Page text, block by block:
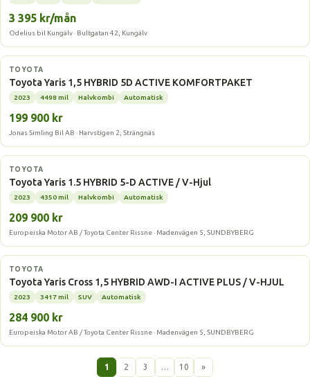
3 395 kr/mån
Odelius bil Kungälv · Bultgatan 42, Kungälv
Hybrid
TOYOTA
Toyota Yaris 1,5 HYBRID 5D ACTIVE KOMFORTPAKET
2023 4498 mil Halvkombi Automatisk
199 900 kr
Jonas Simling Bil AB · Harvstigen 2, Strängnäs
Hybrid
TOYOTA
Toyota Yaris 1.5 HYBRID 5-D ACTIVE / V-Hjul
2023 4350 mil Halvkombi Automatisk
209 900 kr
Europeiska Motor AB / Toyota Center Rissne · Madenvägen 5, SUNDBYBERG
Hybrid
TOYOTA
Toyota Yaris Cross 1,5 HYBRID AWD-I ACTIVE PLUS / V-HJUL
2023 3417 mil SUV Automatisk
284 900 kr
Europeiska Motor AB / Toyota Center Rissne · Madenvägen 5, SUNDBYBERG
1 2 3 … 10 »